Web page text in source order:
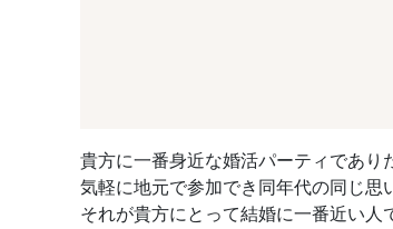
貴方に一番身近な婚活パーティであり
気軽に地元で参加でき同年代の同じ思
それが貴方にとって結婚に一番近い人